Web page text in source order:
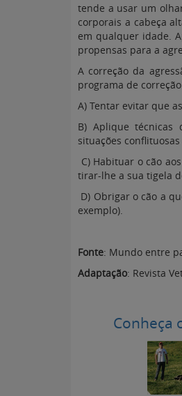
tende a usar um
corporais a cabeça
em qualquer idade.
propensas para a
A correção da
programa de
A) Tentar evitar que
B) Aplique técnicas
situações
C) Habituar o cão
tirar-lhe a sua tigela
D) Obrigar o cão a
exemplo).
Fonte: Mundo entre
Adaptação: Revista
Conheça